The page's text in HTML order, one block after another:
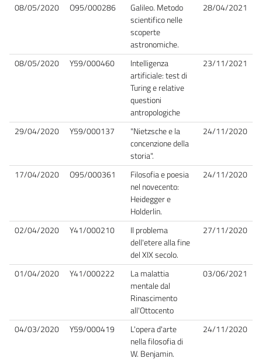
08/05/2020 O95/000286
Galileo. Metodo
scientifico nelle
scoperte
astronomiche.
28/04/2021
08/05/2020 Y59/000460
Intelligenza
artificiale: test di
Turing e relative
questioni
antropologiche
23/11/2021
29/04/2020 Y59/000137
"Nietzsche e la
concenzione della
storia".
24/11/2020
17/04/2020 O95/000361
Filosofia e poesia
nel novecento:
Heidegger e
Holderlin.
24/11/2020
02/04/2020 Y41/000210
Il problema
dell'etere alla fine
del XIX secolo.
27/11/2020
01/04/2020 Y41/000222
La malattia
mentale dal
Rinascimento
all'Ottocento
03/06/2021
04/03/2020 Y59/000419
L'opera d'arte
nella filosofia di
W. Benjamin.
24/11/2020